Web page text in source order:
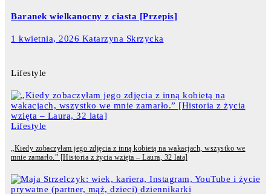
Baranek wielkanocny z ciasta [Przepis]
1 kwietnia, 2026 Katarzyna Skrzycka
Lifestyle
Lifestyle
„Kiedy zobaczyłam jego zdjęcia z inną kobietą na wakacjach, wszystko we
mnie zamarło.” [Historia z życia wzięta – Laura, 32 lata]